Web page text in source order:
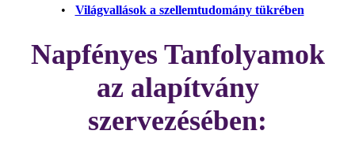
• Világvallások a szellemtudomány tükrében
Napfényes Tanfolyamok
az alapítvány
szervezésében: